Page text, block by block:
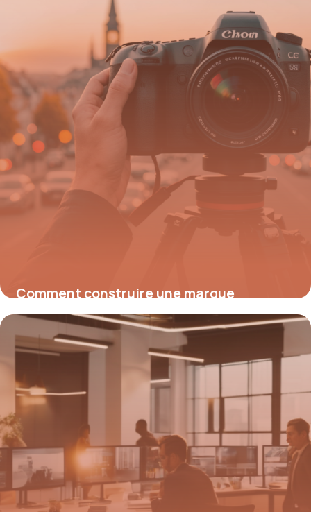
Comment construire une marque
inoubliable : stratégies avancées pour
bâtir son identité
4 mai 2026